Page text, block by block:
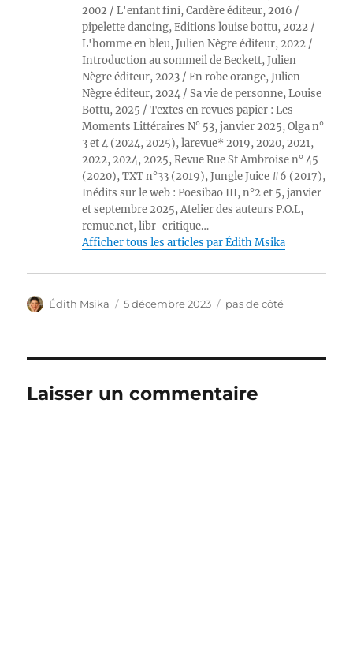
2002 / L'enfant fini, Cardère éditeur, 2016 /
pipelette dancing, Editions louise bottu, 2022 /
L'homme en bleu, Julien Nègre éditeur, 2022 /
Introduction au sommeil de Beckett, Julien
Nègre éditeur, 2023 / En robe orange, Julien
Nègre éditeur, 2024 / Sa vie de personne, Louise
Bottu, 2025 / Textes en revues papier : Les
Moments Littéraires N° 53, janvier 2025, Olga n°
3 et 4 (2024, 2025), larevue* 2019, 2020, 2021,
2022, 2024, 2025, Revue Rue St Ambroise n° 45
(2020), TXT n°33 (2019), Jungle Juice #6 (2017),
Inédits sur le web : Poesibao III, n°2 et 5, janvier
et septembre 2025, Atelier des auteurs P.O.L,
remue.net, libr-critique…
Afficher tous les articles par Édith Msika
Auteur
Édith Msika
Publié
5 décembre 2023 Catégories
pas de côté
Laisser un commentaire